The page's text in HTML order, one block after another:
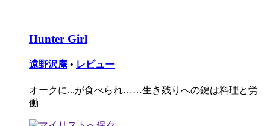
Hunter Girl
遠野沢庵 • レビュー
オークに...が食べられ……生き残りへの鍵は料理と労
働